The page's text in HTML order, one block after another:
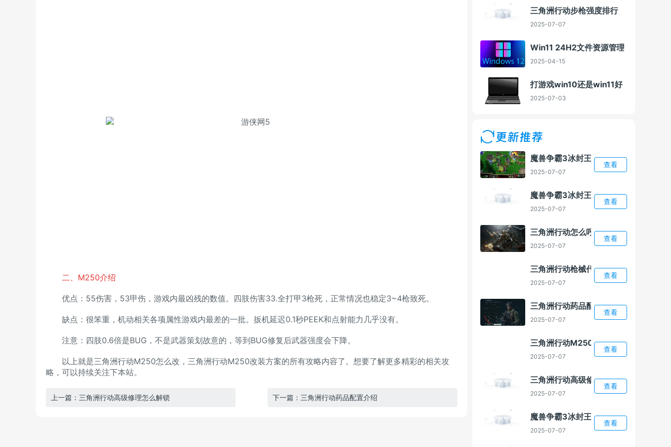
二、M250介绍
优点：55伤害，53甲伤，游戏内最凶残的数值。四肢伤害33.全打甲3枪死，正常情况也稳定3~4枪致死。
缺点：很笨重，机动相关各项属性游戏内最差的一批。扳机延迟0.1秒PEEK和点射能力几乎没有。
注意：四肢0.6倍是BUG，不是武器策划故意的，等到BUG修复后武器强度会下降。
以上就是三角洲行动M250怎么改，三角洲行动M250改装方案的所有攻略内容了。想要了解更多精彩的相关攻
略，可以持续关注下本站。
上一篇：三角洲行动高级修理怎么解锁 下一篇：三角洲行动药品配置介绍
三角洲行动步枪强度排行
2025-07-07
Win11 24H2文件资源管理器Bug 微软
2025-04-15
打游戏win10还是win11好
2025-07-03
更新推荐
魔兽争霸3冰封王座1.24E能用AI插件吗
2025-07-07
查看
魔兽争霸3冰封王座1.24e电脑版下载方
2025-07-07
查看
三角洲行动怎么呼叫总部
2025-07-07
查看
三角洲行动枪械代码怎么导入
2025-07-07
查看
三角洲行动药品配置介绍
2025-07-07
查看
三角洲行动M250改装方案
2025-07-07
查看
三角洲行动高级修理怎么解锁
2025-07-07
查看
魔兽争霸3冰封王座1.24E补丁
2025-07-07
查看